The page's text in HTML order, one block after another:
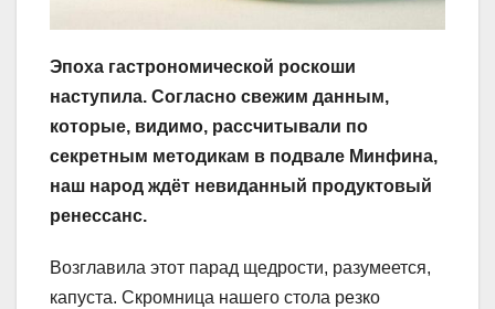
Эпоха гастрономической роскоши
наступила. Согласно свежим данным,
которые, видимо, рассчитывали по
секретным методикам в подвале Минфина,
наш народ ждёт невиданный продуктовый
ренессанс.
Возглавила этот парад щедрости, разумеется,
капуста. Скромница нашего стола резко